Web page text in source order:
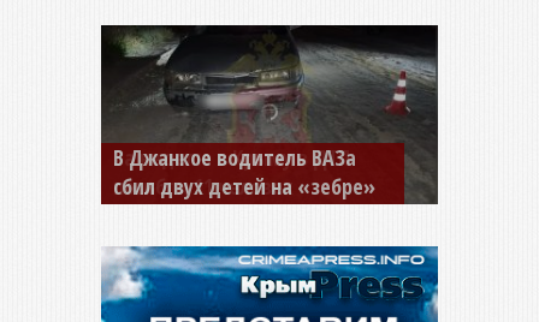
В Джанкое водитель ВАЗа
сбил двух детей на «зебре»